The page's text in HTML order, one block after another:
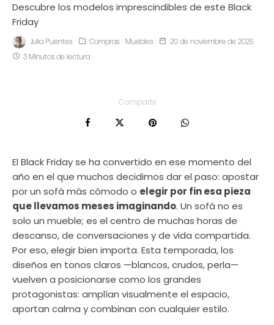
Descubre los modelos imprescindibles de este Black
Friday
Julia Puentes Compras Muebles
20 de noviembre de 2025
3 Minutos de lectura
Compartir
El Black Friday se ha convertido en ese momento del
año en el que muchos decidimos dar el paso: apostar
por un sofá más cómodo o elegir por fin esa pieza
que llevamos meses imaginando. Un sofá no es
solo un mueble; es el centro de muchas horas de
descanso, de conversaciones y de vida compartida.
Por eso, elegir bien importa. Esta temporada, los
diseños en tonos claros —blancos, crudos, perla—
vuelven a posicionarse como los grandes
protagonistas: amplían visualmente el espacio,
aportan calma y combinan con cualquier estilo.